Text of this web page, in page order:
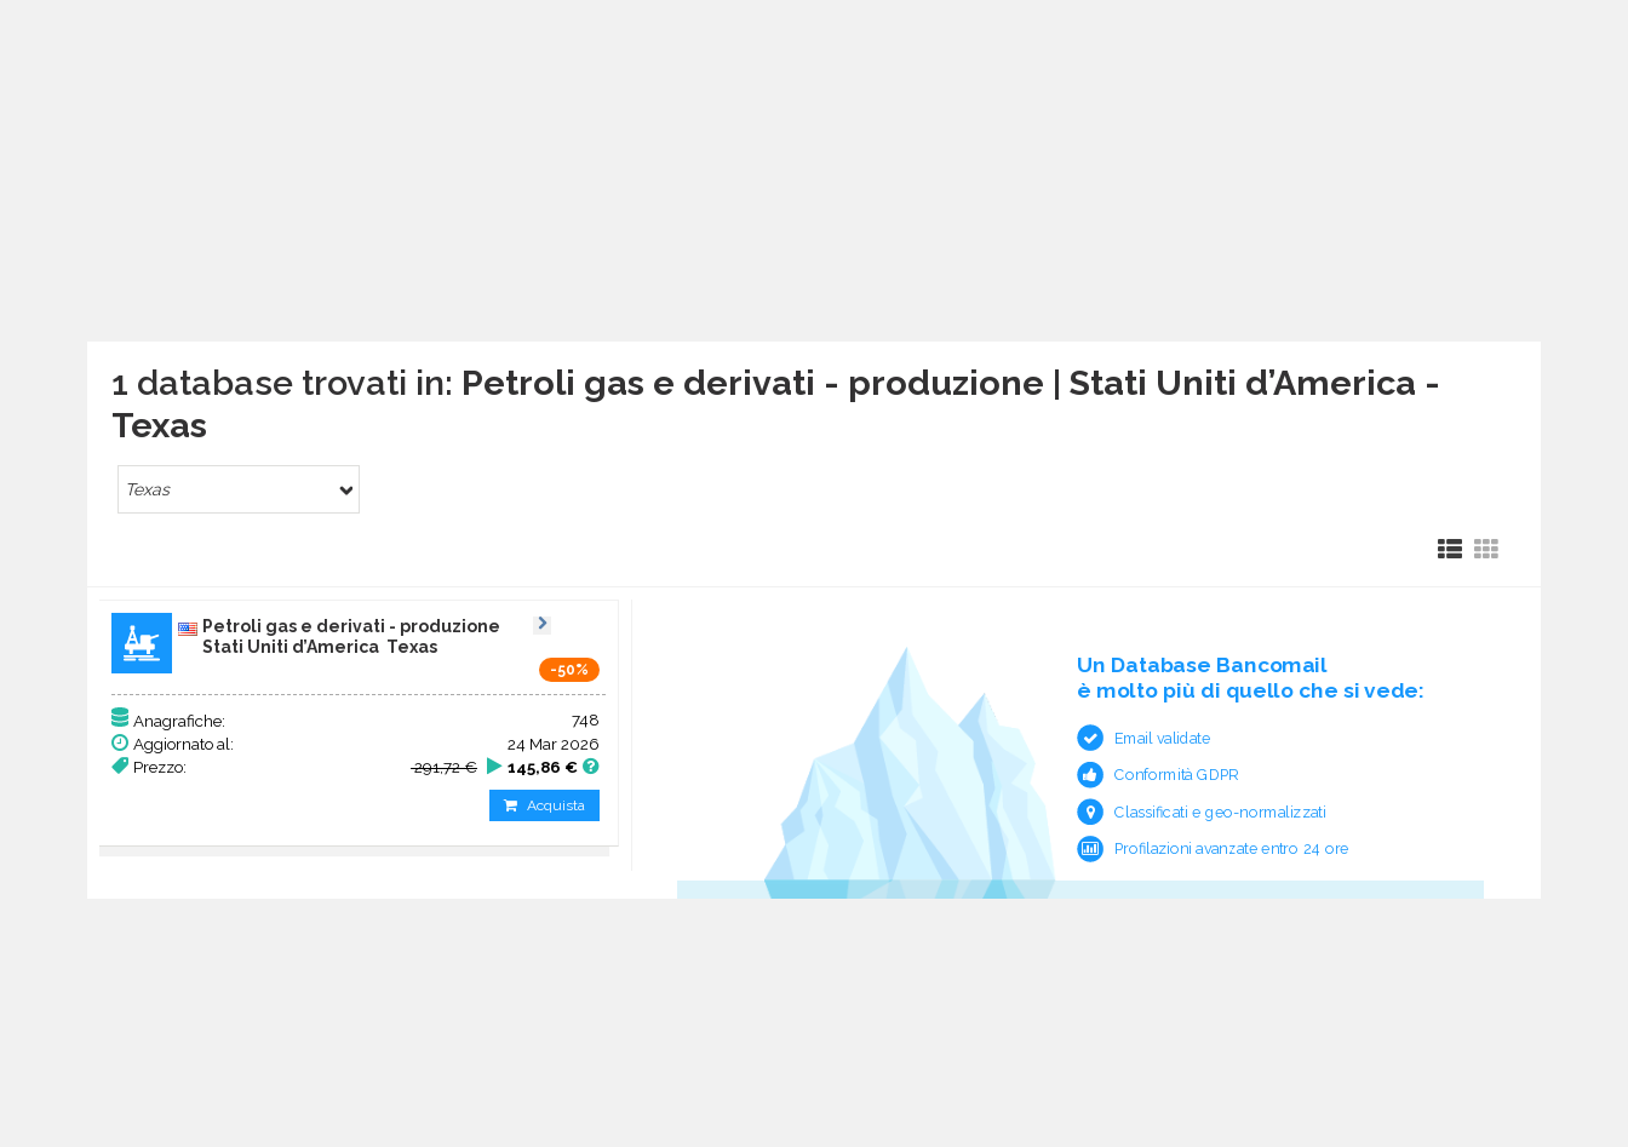
1 database trovati in: Petroli gas e derivati - produzione | Stati Uniti d’America -
Texas
Texas
Petroli gas e derivati - produzione
Stati Uniti d’America Texas
-50%
Anagrafiche:
748
Aggiornato al:
24 Mar 2026
Prezzo:
291,72 € 145,86 €
Acquista
Un Database Bancomail
è molto più di quello che si vede:
Email validate
Conformità GDPR
Classificati e geo-normalizzati
Profilazioni avanzate entro 24 ore